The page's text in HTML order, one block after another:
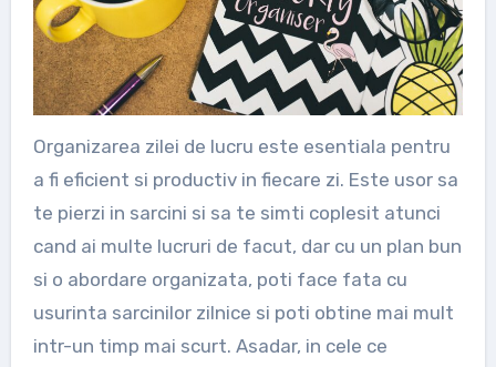
Organizarea zilei de lucru este esentiala pentru
a fi eficient si productiv in fiecare zi. Este usor sa
te pierzi in sarcini si sa te simti coplesit atunci
cand ai multe lucruri de facut, dar cu un plan bun
si o abordare organizata, poti face fata cu
usurinta sarcinilor zilnice si poti obtine mai mult
intr-un timp mai scurt. Asadar, in cele ce